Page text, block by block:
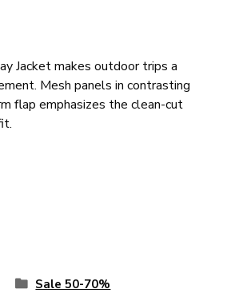
Jacket makes outdoor trips a
Mesh panels in contrasting
flap emphasizes the clean-cut
Sale 50-70%